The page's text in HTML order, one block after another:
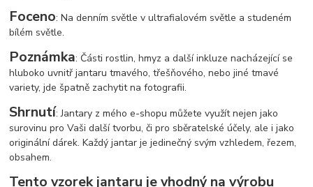
Foceno: Na denním světle v ultrafialovém světle a studeném
bílém světle.
Poznámka: Části rostlin, hmyz a další inkluze nacházející se
hluboko uvnitř jantaru tmavého, třešňového, nebo jiné tmavé
variety, jde špatně zachytit na fotografii.
Shrnutí: Jantary z mého e-shopu můžete využít nejen jako
surovinu pro Vaši další tvorbu, či pro sběratelské účely, ale i jako
originální dárek. Každý jantar je jedinečný svým vzhledem, řezem,
obsahem.
Tento vzorek jantaru je vhodný na výrobu